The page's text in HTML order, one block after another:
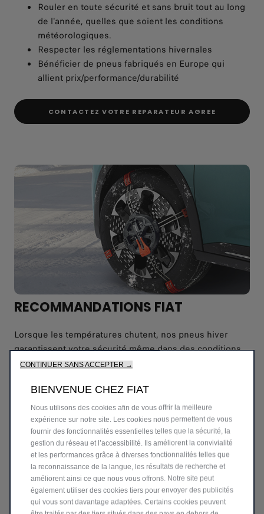
Rouler en toute sécurité et sans bruit tout au long
de l'année, quelles que soient les conditions
météorologiques.
Respecter les réglementations hivernales
Bénéficier de pneus fabriqués en Europe qui
allient prix/performance/durabilité
CONTACTEZ VOTRE REPARATEUR AGREE
RECOMMANDATIONS FIAT
Lorsque les températures chutent, nos pneus hiver
garantissent votre sécurité même dans des conditions
météorologiques extrêmes. Leur bande de roulement
l'aquaplaning et une excellente traction. En cas de neige
ou de verglas, ils réduisent considérablement les
distances de freinage. Au Grand-Duché et dans
certaines régions de France, les pneus hiver sont
obligatoires.
Conseils Fiat :
Contrairement à ce que l'on peut entendre, le
CONTINUER SANS ACCEPTER →
BIENVENUE CHEZ FIAT
Nous utilisons des cookies afin de vous offrir la meilleure
expérience sur notre site. Les cookies nous permettent de vous
fournir des fonctionnalités essentielles telles que la sécurité, la
gestion du réseau et l’accessibilité. Ils améliorent la convivialité
et les performances grâce à diverses fonctionnalités telles que
la reconnaissance de la langue, les résultats de recherche et
améliorent ainsi ce que nous vous offrons. Notre site peut
également utiliser des cookies tiers pour envoyer des publicités
qui vous sont davantage adaptées. Certains cookies peuvent